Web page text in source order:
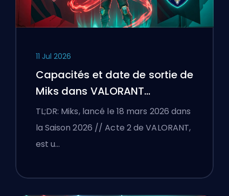
11 Jul 2026
Capacités et date de sortie de
Miks dans VALORANT
expliquées
TL;DR: Miks, lancé le 18 mars 2026 dans
la Saison 2026 // Acte 2 de VALORANT,
est u…